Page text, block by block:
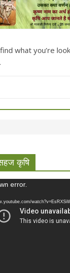
what you’re
कृषि
error.